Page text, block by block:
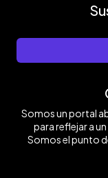
Somos un portal
para reflejar a un
Somos el punto